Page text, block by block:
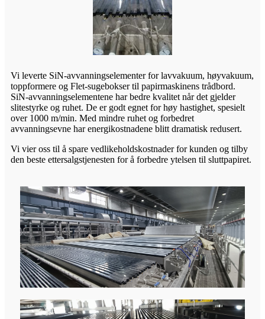
Vi leverte SiN-avvanningselementer for lavvakuum, høyvakuum,
toppformere og Flet-sugebokser til papirmaskinens trådbord.
SiN-avvanningselementene har bedre kvalitet når det gjelder
slitestyrke og ruhet. De er godt egnet for høy hastighet, spesielt
over 1000 m/min. Med mindre ruhet og forbedret
avvanningsevne har energikostnadene blitt dramatisk redusert.
Vi vier oss til å spare vedlikeholdskostnader for kunden og tilby
den beste ettersalgstjenesten for å forbedre ytelsen til sluttpapiret.